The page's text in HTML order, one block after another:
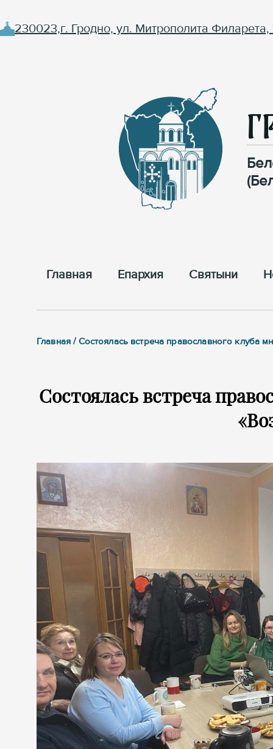
230023,г. Гродно, ул. Митрополита Филарета,
Главная Епархия Cвятыни
Главная / Состоялась встреча православного клуба
Состоялась встреча